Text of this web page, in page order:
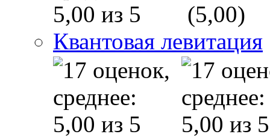
(5,00)
Квантовая левитация